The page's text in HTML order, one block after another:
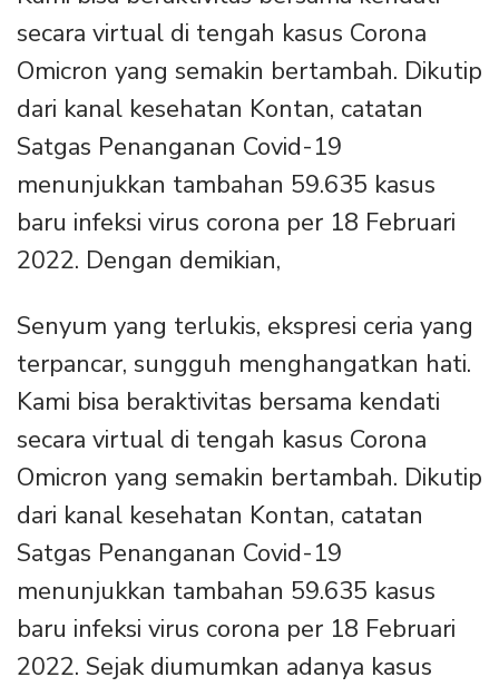
secara virtual di tengah kasus Corona
Omicron yang semakin bertambah. Dikutip
dari kanal kesehatan Kontan, catatan
Satgas Penanganan Covid-19
menunjukkan tambahan 59.635 kasus
baru infeksi virus corona per 18 Februari
2022. Dengan demikian,
Senyum yang terlukis, ekspresi ceria yang
terpancar, sungguh menghangatkan hati.
Kami bisa beraktivitas bersama kendati
secara virtual di tengah kasus Corona
Omicron yang semakin bertambah. Dikutip
dari kanal kesehatan Kontan, catatan
Satgas Penanganan Covid-19
menunjukkan tambahan 59.635 kasus
baru infeksi virus corona per 18 Februari
2022. Sejak diumumkan adanya kasus